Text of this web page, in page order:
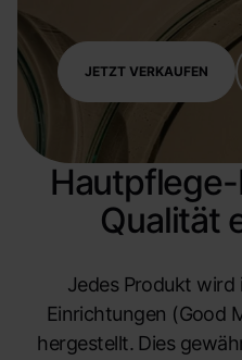
JETZT VERKAUFEN
Qualität
Jedes Produkt
Einrichtungen (Good
hergestellt. Dies